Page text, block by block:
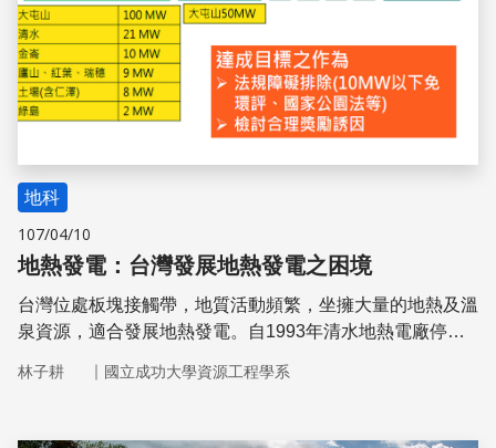
地科
107/04/10
地熱發電：台灣發展地熱發電之困境
台灣位處板塊接觸帶，地質活動頻繁，坐擁大量的地熱及溫
泉資源，適合發展地熱發電。自1993年清水地熱電廠停止
台灣政府訂下在2025年前，建置200 MWe裝置容量的地熱
法突破地熱資源發展的窘境，才能順利地使台灣電力結構成
林子耕 ｜ 國立成功大學資源工程學系